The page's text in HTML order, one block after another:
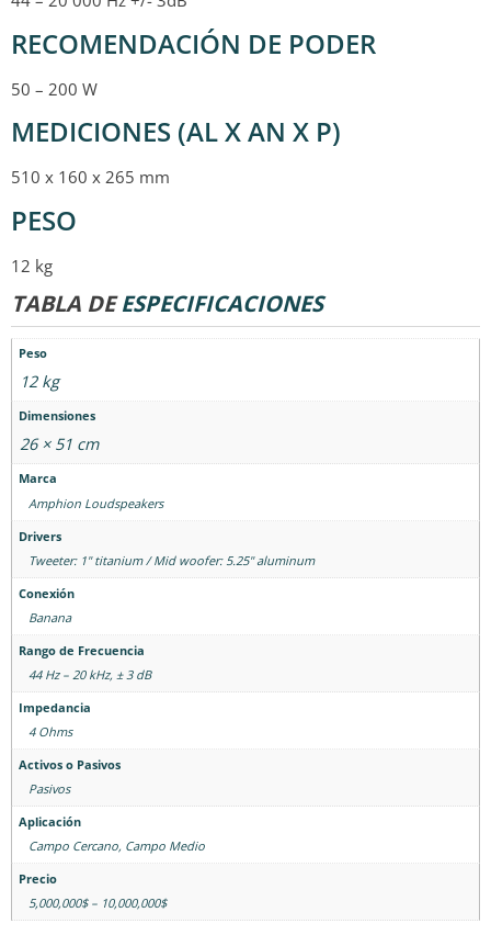
RECOMENDACIÓN DE PODER
50 – 200 W
MEDICIONES (AL X AN X P)
510 x 160 x 265 mm
PESO
12 kg
TABLA DEESPECIFICACIONES
Peso
12 kg
Dimensiones
26 × 51 cm
Marca
Amphion Loudspeakers
Drivers
Tweeter: 1" titanium / Mid woofer: 5.25" aluminum
Conexión
Banana
Rango de Frecuencia
44 Hz – 20 kHz, ± 3 dB
Impedancia
4 Ohms
Activos o Pasivos
Pasivos
Aplicación
Campo Cercano, Campo Medio
Precio
5,000,000$ – 10,000,000$